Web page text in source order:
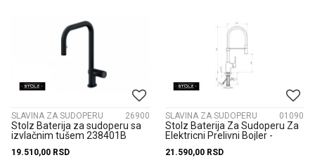
SLAVINA ZA SUDOPERU 26900
Stolz Baterija za sudoperu sa
izvlačnim tušem 238401B
19.510,00 RSD
SLAVINA ZA SUDOPERU 01090
Stolz Baterija Za Sudoperu Za
Elektricni Prelivni Bojler -
21.590,00 RSD